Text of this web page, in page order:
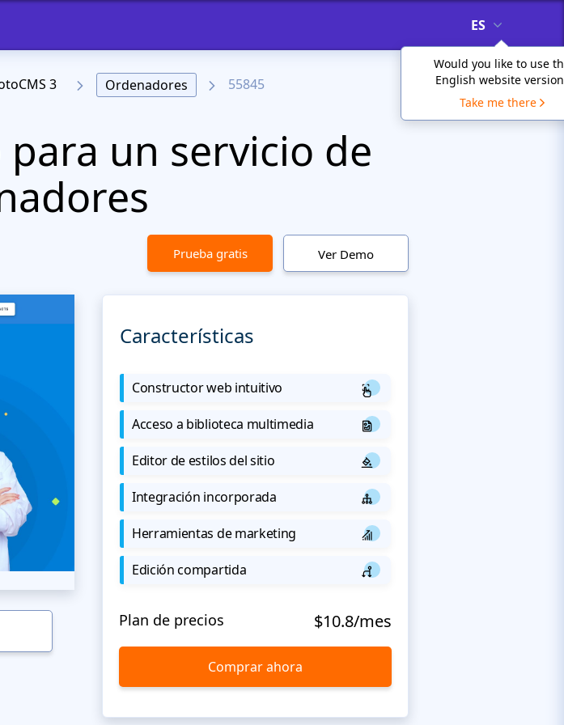
ES
Would you like to use
English website
Take me there
3 Ordenadores 55845
un servicio de
Prueba gratis Ver Demo
Características
Constructor web intuitivo
Acceso a biblioteca multimedia
Editor de estilos del sitio
Integración incorporada
Herramientas de marketing
Edición compartida
Plan de precios $10.8/mes
Comprar ahora